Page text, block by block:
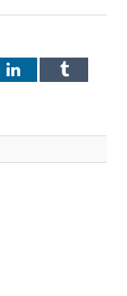
LinkedInTumblr